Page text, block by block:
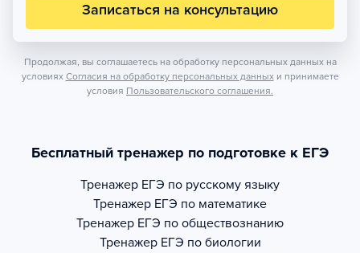
Записаться на консультацию
Продолжая, вы соглашаетесь на обработку персональных данных на
условиях Согласия на обработку персональных данных и принимаете
условия Пользовательского соглашения.
Бесплатный тренажер по подготовке к ЕГЭ
Тренажер ЕГЭ по русскому языку
Тренажер ЕГЭ по математике
Тренажер ЕГЭ по обществознанию
Тренажер ЕГЭ по биологии